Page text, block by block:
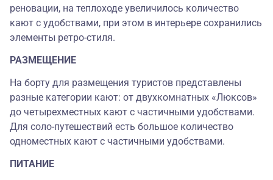
реновации, на теплоходе увеличилось количество
кают с удобствами, при этом в интерьере сохранились
элементы ретро-стиля.
РАЗМЕЩЕНИЕ
На борту для размещения туристов представлены
разные категории кают: от двухкомнатных «Люксов»
до четырехместных кают с частичными удобствами.
Для соло-путешествий есть большое количество
одноместных кают с частичными удобствами.
ПИТАНИЕ